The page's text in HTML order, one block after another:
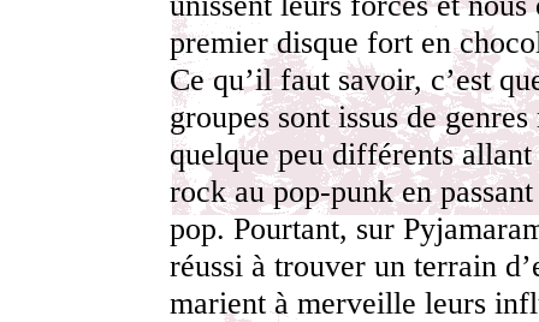
premier disque fort en
Ce qu’il faut savoir, c’est
groupes sont issus de
quelque peu différents
rock au pop-punk en
pop. Pourtant, sur
réussi à trouver un terrain
marient à merveille leurs